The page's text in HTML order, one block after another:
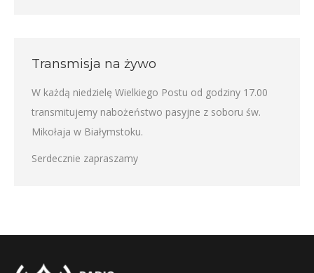
Transmisja na żywo
W każdą niedzielę Wielkiego Postu od godziny 17.00
transmitujemy nabożeństwo pasyjne z soboru św.
Mikołaja w Białymstoku.
Serdecznie zapraszamy